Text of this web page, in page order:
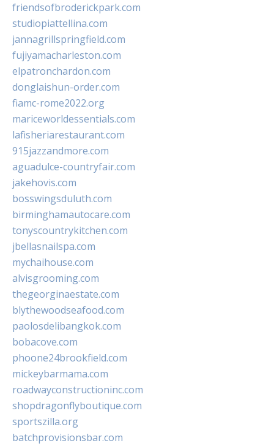
friendsofbroderickpark.com
studiopiattellina.com
jannagrillspringfield.com
fujiyamacharleston.com
elpatronchardon.com
donglaishun-order.com
fiamc-rome2022.org
mariceworldessentials.com
lafisheriarestaurant.com
915jazzandmore.com
aguadulce-countryfair.com
jakehovis.com
bosswingsduluth.com
birminghamautocare.com
tonyscountrykitchen.com
jbellasnailspa.com
mychaihouse.com
alvisgrooming.com
thegeorginaestate.com
blythewoodseafood.com
paolosdelibangkok.com
bobacove.com
phoone24brookfield.com
mickeybarmama.com
roadwayconstructioninc.com
shopdragonflyboutique.com
sportszilla.org
batchprovisionsbar.com